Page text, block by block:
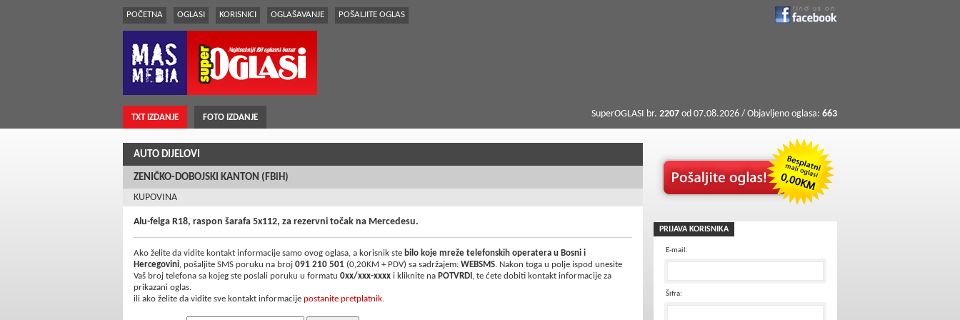
POČETNA OGLASI KORISNICI OGLAŠAVANJE POŠALJITE OGLAS
TXT IZDANJE FOTO IZDANJE SuperOGLASI br. 2207 od 07.08.2026 / Objavljeno oglasa: 663
AUTO DIJELOVI
ZENIČKO-DOBOJSKI KANTON (FBiH)
KUPOVINA
Alu-felga R18, raspon šarafa 5x112, za rezervni točak na Mercedesu.
Ako želite da vidite kontakt informacije samo ovog oglasa, a korisnik ste bilo koje mreže telefonskih operatera u Bosni i
Hercegovini, pošaljite SMS poruku na broj 091 210 501 (0,20KM + PDV) sa sadržajem: WEBSMS. Nakon toga u polje ispod unesite
Vaš broj telefona sa kojeg ste poslali poruku u formatu 0xx/xxx-xxxx i kliknite na POTVRDI , te ćete dobiti kontakt informacije za
prikazani oglas.
ili ako želite da vidite sve kontakt informacije postanite pretplatnik.
PRIJAVA KORISNIKA
E-mail:
Šifra: